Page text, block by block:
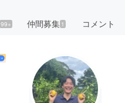
99+ 仲間募集 1 コメント